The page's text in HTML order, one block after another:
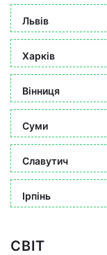
Львів
Харків
Вінниця
Суми
Славутич
Ірпінь
СВІТ